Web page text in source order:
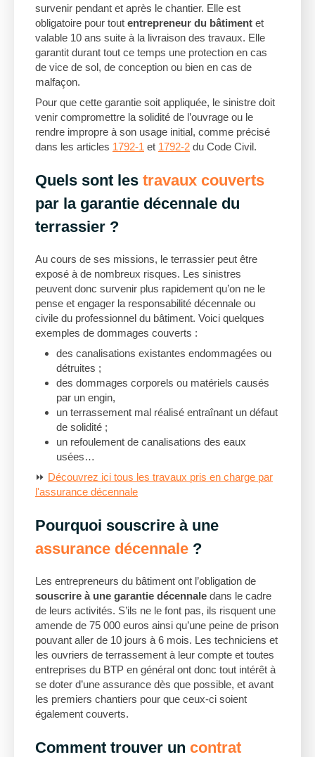
survenir pendant et après le chantier. Elle est
obligatoire pour tout entrepreneur du bâtiment et
valable 10 ans suite à la livraison des travaux. Elle
garantit durant tout ce temps une protection en cas
de vice de sol, de conception ou bien en cas de
malfaçon.
Pour que cette garantie soit appliquée, le sinistre doit
venir compromettre la solidité de l’ouvrage ou le
rendre impropre à son usage initial, comme précisé
dans les articles 1792-1 et 1792-2 du Code Civil.
Quels sont les travaux couverts
par la garantie décennale du
terrassier ?
Au cours de ses missions, le terrassier peut être
exposé à de nombreux risques. Les sinistres
peuvent donc survenir plus rapidement qu’on ne le
pense et engager la responsabilité décennale ou
civile du professionnel du bâtiment. Voici quelques
exemples de dommages couverts :
des canalisations existantes endommagées ou
détruites ;
des dommages corporels ou matériels causés
par un engin,
un terrassement mal réalisé entraînant un défaut
de solidité ;
un refoulement de canalisations des eaux
usées…
⏩ Découvrez ici tous les travaux pris en charge par
l'assurance décennale
Pourquoi souscrire à une
assurance décennale ?
Les entrepreneurs du bâtiment ont l’obligation de
souscrire à une garantie décennale dans le cadre
de leurs activités. S’ils ne le font pas, ils risquent une
amende de 75 000 euros ainsi qu’une peine de prison
pouvant aller de 10 jours à 6 mois. Les techniciens et
les ouvriers de terrassement à leur compte et toutes
entreprises du BTP en général ont donc tout intérêt à
se doter d’une assurance dès que possible, et avant
les premiers chantiers pour que ceux-ci soient
également couverts.
Comment trouver un contrat